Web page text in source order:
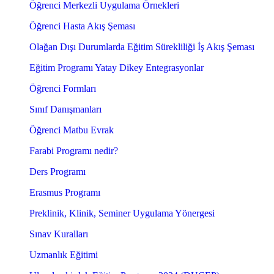
Öğrenci Merkezli Uygulama Örnekleri
Öğrenci Hasta Akış Şeması
Olağan Dışı Durumlarda Eğitim Sürekliliği İş Akış Şeması
Eğitim Programı Yatay Dikey Entegrasyonlar
Öğrenci Formları
Sınıf Danışmanları
Öğrenci Matbu Evrak
Farabi Programı nedir?
Ders Programı
Erasmus Programı
Preklinik, Klinik, Seminer Uygulama Yönergesi
Sınav Kuralları
Uzmanlık Eğitimi